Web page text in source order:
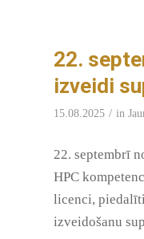
22.
izveidi
15.08.2025 / in
22. septembrī
HPC
licenci,
izveidošanu